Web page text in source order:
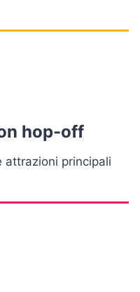
hop-off
attrazioni principali